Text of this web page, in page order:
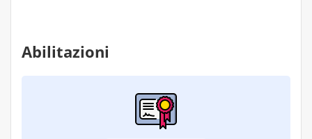
Abilitazioni